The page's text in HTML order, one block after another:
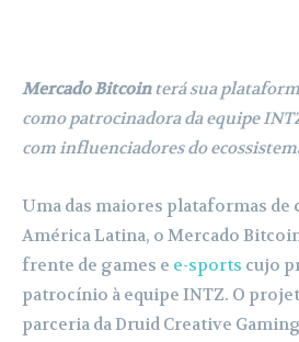
Mercado Bitcointerá sua
como patrocinadora da equipe
com influenciadores do
Uma das maiores plataformas de
América Latina, o Mercado
frente de games e e-sports cujo
patrocínio à equipe INTZ. O
parceria da Druid Creative